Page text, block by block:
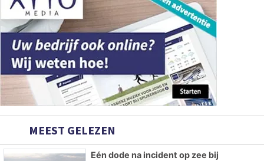
MEEST GELEZEN
Eén dode na incident op zee bij